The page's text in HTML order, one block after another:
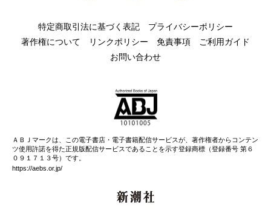
特定商取引法に基づく表記
プライバシーポリシー
著作権について
リンクポリシー 免責事項
ご利用ガイド
お問い合わせ
ＡＢＪマークは、この電子書店・電子書籍配信サービスが、著作権者からコンテン
ツ使用許諾を得た正規版配信サービスであることを示す登録商標（登録番号 第６
０９１７１３号）です。
https://aebs.or.jp/